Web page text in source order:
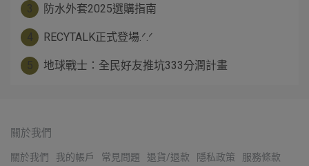
防水外套2025選購指南
RECYTALK正式登場.ᐟ.ᐟ
地球戰士：全民好友推坑333分潤計畫
關於我們
關於我們 我的帳戶 常見問題 退貨/退款 隱私政策 服務條款